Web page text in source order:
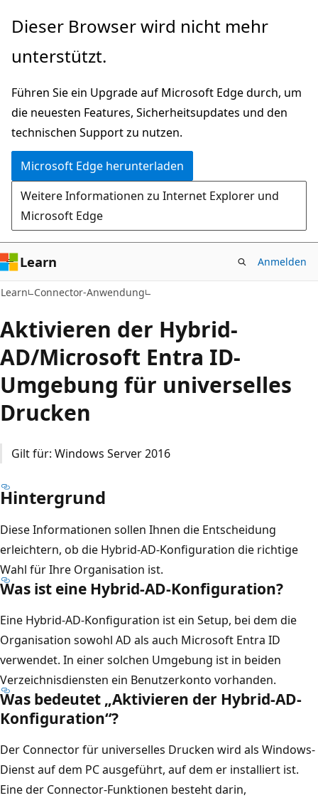
Zu
wechseln
Dieser Browser wird nicht mehr
unterstützt.
Führen Sie ein Upgrade auf Microsoft Edge durch, um
die neuesten Features, Sicherheitsupdates und den
technischen Support zu nutzen.
Microsoft Edge herunterladen
Weitere Informationen zu Internet Explorer und
Microsoft Edge
Learn Anmelden
Learn Connector-Anwendung
Aktivieren der Hybrid-
AD/Microsoft Entra ID-
Umgebung für universelles
Drucken
Gilt für: Windows Server 2016
Hintergrund
Diese Informationen sollen Ihnen die Entscheidung
erleichtern, ob die Hybrid-AD-Konfiguration die richtige
Wahl für Ihre Organisation ist.
Was ist eine Hybrid-AD-Konfiguration?
Eine Hybrid-AD-Konfiguration ist ein Setup, bei dem die
Organisation sowohl AD als auch Microsoft Entra ID
verwendet. In einer solchen Umgebung ist in beiden
Verzeichnisdiensten ein Benutzerkonto vorhanden.
Was bedeutet „Aktivieren der Hybrid-AD-
Konfiguration“?
Der Connector für universelles Drucken wird als Windows-
Dienst auf dem PC ausgeführt, auf dem er installiert ist.
Eine der Connector-Funktionen besteht darin,